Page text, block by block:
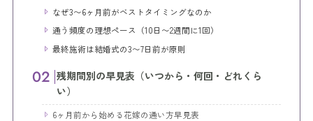
なぜ3〜6ヶ月前がベストタイミングなのか
通う頻度の理想ペース（10日〜2週間に1回）
最終施術は結婚式の3〜7日前が原則
残期間別の早見表（いつから・何回・どれくら
い）
6ヶ月前から始める花嫁の通い方早見表